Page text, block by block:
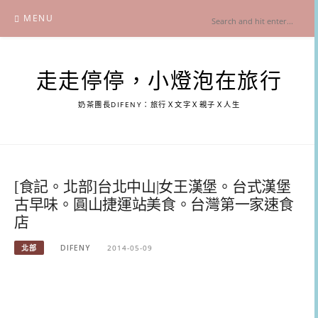
content
MENU
走走停停，小燈泡在旅行
奶茶團長DIFENY：旅行Ｘ文字Ｘ親子Ｘ人生
[食記。北部]台北中山|女王漢堡。台式漢堡
古早味。圓山捷運站美食。台灣第一家速食
店
北部 DIFENY 2014-05-09